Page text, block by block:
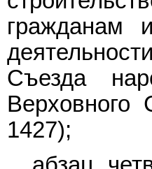
гражданам
Съезда
Верховного
1427);